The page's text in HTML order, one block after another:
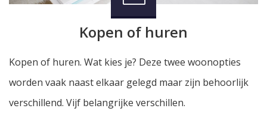
Kopen of huren
Kopen of huren. Wat kies je? Deze twee woonopties
worden vaak naast elkaar gelegd maar zijn behoorlijk
verschillend. Vijf belangrijke verschillen.